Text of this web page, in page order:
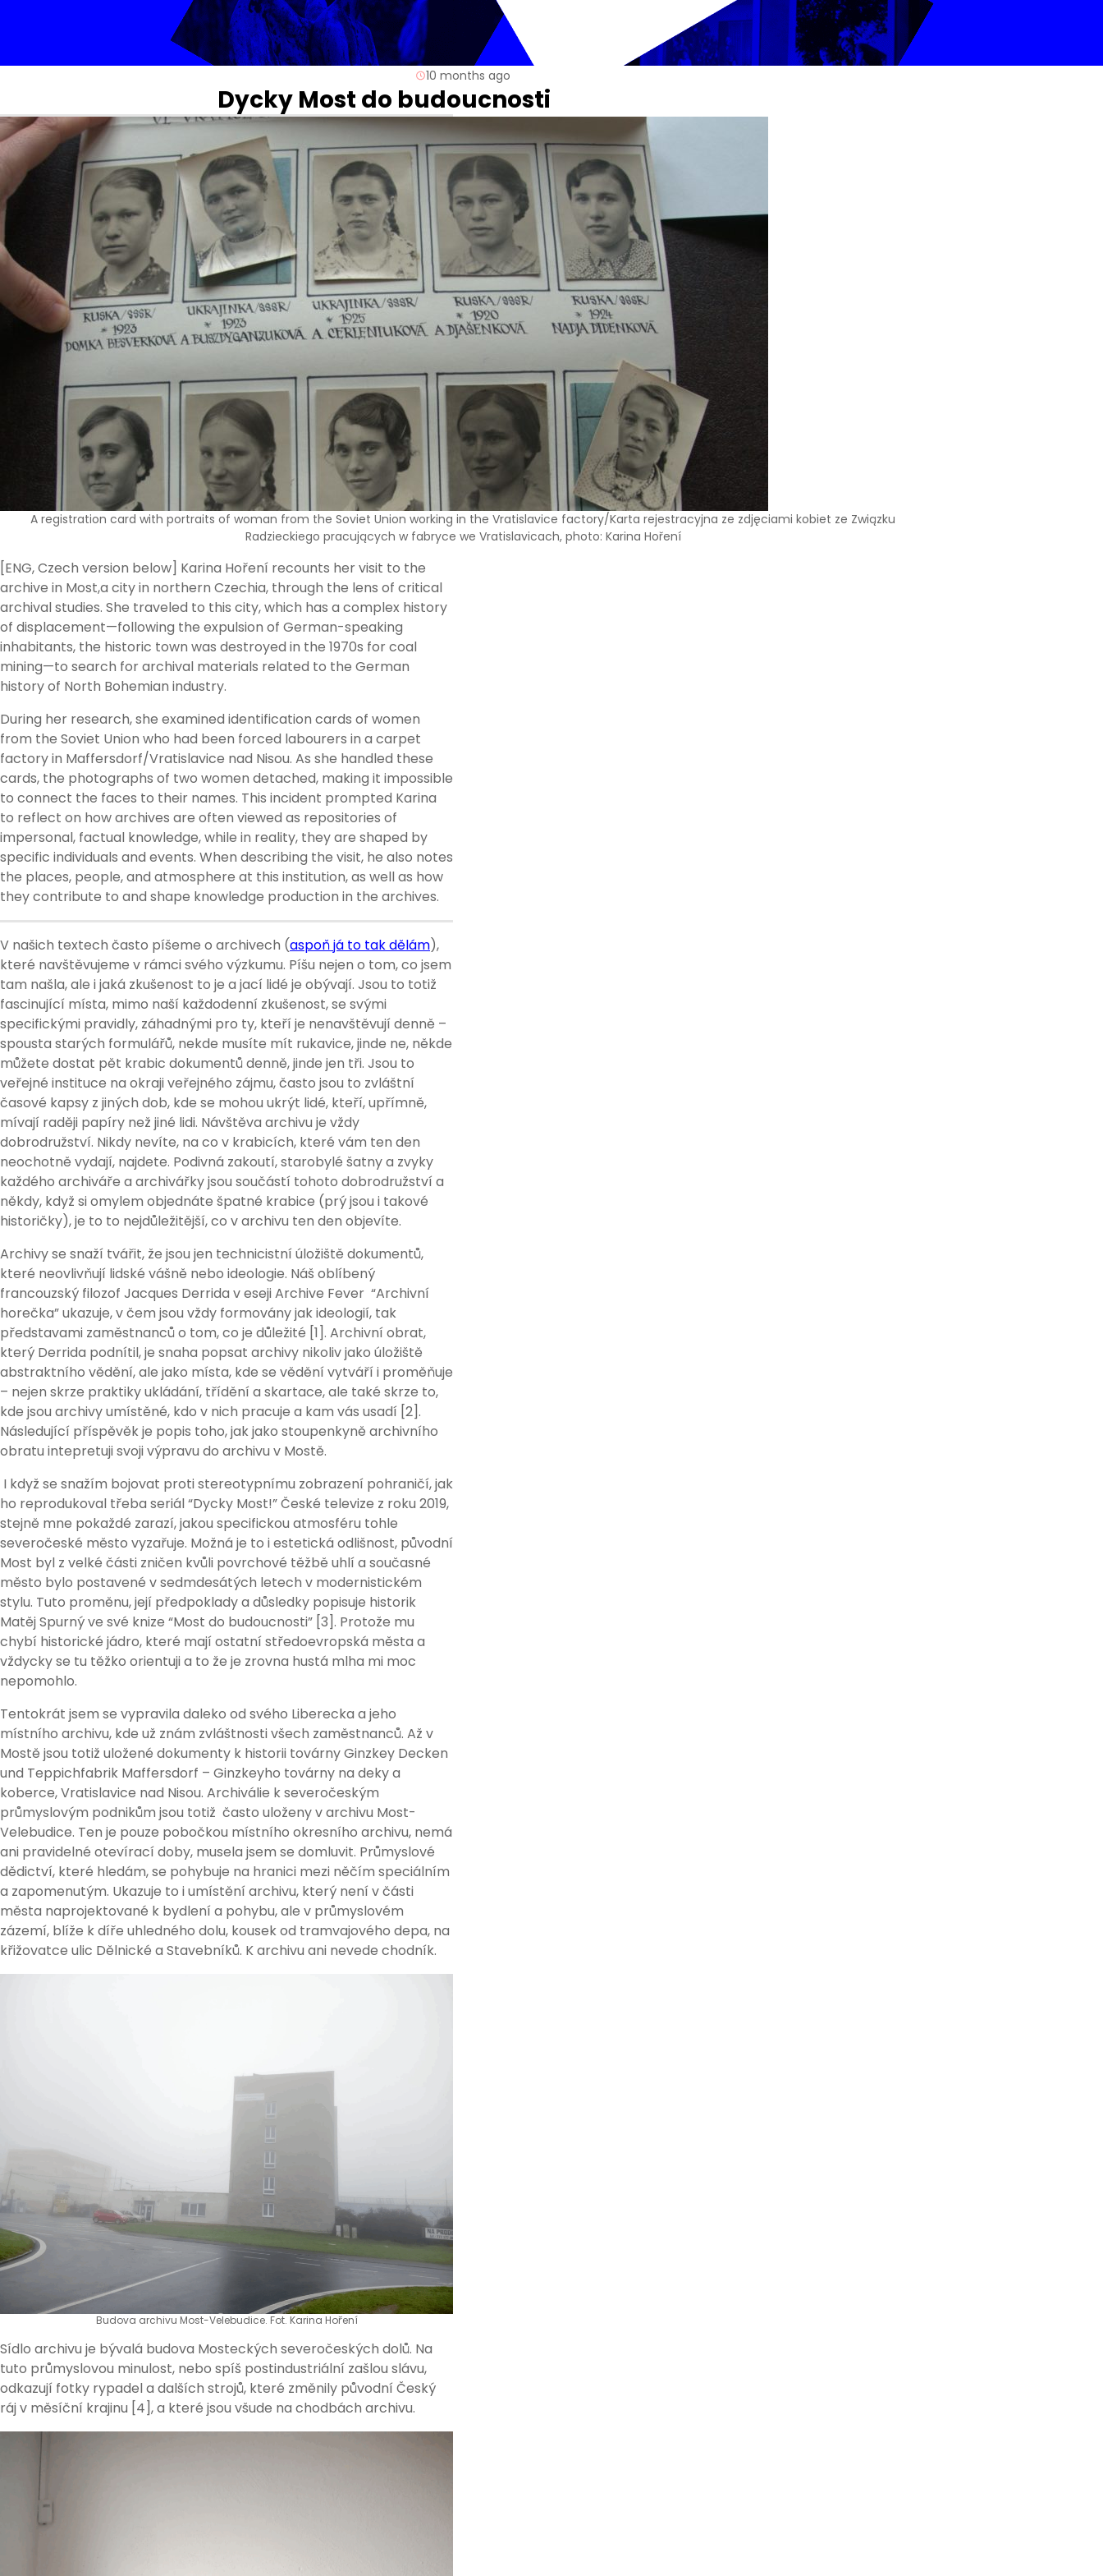
10 months ago
Dycky Most do budoucnosti
A registration card with portraits of woman from the Soviet Union working in the Vratislavice factory/Karta rejestracyjna ze zdjęciami kobiet ze Związku
Radzieckiego pracujących w fabryce we Vratislavicach, photo: Karina Hoření
[ENG, Czech version below] Karina Hoření recounts her visit to the
archive in Most,a city in northern Czechia, through the lens of critical
archival studies. She traveled to this city, which has a complex history
of displacement—following the expulsion of German-speaking
inhabitants, the historic town was destroyed in the 1970s for coal
mining—to search for archival materials related to the German
history of North Bohemian industry.
During her research, she examined identification cards of women
from the Soviet Union who had been forced labourers in a carpet
factory in Maffersdorf/Vratislavice nad Nisou. As she handled these
cards, the photographs of two women detached, making it impossible
to connect the faces to their names. This incident prompted Karina
to reflect on how archives are often viewed as repositories of
impersonal, factual knowledge, while in reality, they are shaped by
specific individuals and events. When describing the visit, he also notes
the places, people, and atmosphere at this institution, as well as how
they contribute to and shape knowledge production in the archives.
V našich textech často píšeme o archivech (aspoň já to tak dělám),
které navštěvujeme v rámci svého výzkumu. Píšu nejen o tom, co jsem
tam našla, ale i jaká zkušenost to je a jací lidé je obývají. Jsou to totiž
fascinující místa, mimo naší každodenní zkušenost, se svými
specifickými pravidly, záhadnými pro ty, kteří je nenavštěvují denně –
spousta starých formulářů, nekde musíte mít rukavice, jinde ne, někde
můžete dostat pět krabic dokumentů denně, jinde jen tři. Jsou to
veřejné instituce na okraji veřejného zájmu, často jsou to zvláštní
časové kapsy z jiných dob, kde se mohou ukrýt lidé, kteří, upřímně,
mívají raději papíry než jiné lidi. Návštěva archivu je vždy
dobrodružství. Nikdy nevíte, na co v krabicích, které vám ten den
neochotně vydají, najdete. Podivná zakoutí, starobylé šatny a zvyky
každého archiváře a archivářky jsou součástí tohoto dobrodružství a
někdy, když si omylem objednáte špatné krabice (prý jsou i takové
historičky), je to to nejdůležitější, co v archivu ten den objevíte.
Archivy se snaží tvářit, že jsou jen technicistní úložiště dokumentů,
které neovlivňují lidské vášně nebo ideologie. Náš oblíbený
francouzský filozof Jacques Derrida v eseji Archive Fever “Archivní
horečka” ukazuje, v čem jsou vždy formovány jak ideologií, tak
představami zaměstnanců o tom, co je důležité [1]. Archivní obrat,
který Derrida podnítil, je snaha popsat archivy nikoliv jako úložiště
abstraktního vědění, ale jako místa, kde se vědění vytváří i proměňuje
– nejen skrze praktiky ukládání, třídění a skartace, ale také skrze to,
kde jsou archivy umístěné, kdo v nich pracuje a kam vás usadí [2].
Následující příspěvěk je popis toho, jak jako stoupenkyně archivního
obratu intepretuji svoji výpravu do archivu v Mostě.
I když se snažím bojovat proti stereotypnímu zobrazení pohraničí, jak
ho reprodukoval třeba seriál “Dycky Most!” České televize z roku 2019,
stejně mne pokaždé zarazí, jakou specifickou atmosféru tohle
severočeské město vyzařuje. Možná je to i estetická odlišnost, původní
Most byl z velké části zničen kvůli povrchové těžbě uhlí a současné
město bylo postavené v sedmdesátých letech v modernistickém
stylu. Tuto proměnu, její předpoklady a důsledky popisuje historik
Matěj Spurný ve své knize “Most do budoucnosti” [3]. Protože mu
chybí historické jádro, které mají ostatní středoevropská města a
vždycky se tu těžko orientuji a to že je zrovna hustá mlha mi moc
nepomohlo.
Tentokrát jsem se vypravila daleko od svého Liberecka a jeho
místního archivu, kde už znám zvláštnosti všech zaměstnanců. Až v
Mostě jsou totiž uložené dokumenty k historii továrny Ginzkey Decken
und Teppichfabrik Maffersdorf – Ginzkeyho továrny na deky a
koberce, Vratislavice nad Nisou. Archiválie k severočeským
průmyslovým podnikům jsou totiž často uloženy v archivu Most-
Velebudice. Ten je pouze pobočkou místního okresního archivu, nemá
ani pravidelné otevírací doby, musela jsem se domluvit. Průmyslové
dědictví, které hledám, se pohybuje na hranici mezi něčím speciálním
a zapomenutým. Ukazuje to i umístění archivu, který není v části
města naprojektované k bydlení a pohybu, ale v průmyslovém
zázemí, blíže k díře uhledného dolu, kousek od tramvajového depa, na
křižovatce ulic Dělnické a Stavebníků. K archivu ani nevede chodník.
Budova archivu Most-Velebudice. Fot. Karina Hoření
Sídlo archivu je bývalá budova Mosteckých severočeských dolů. Na
tuto průmyslovou minulost, nebo spíš postindustriální zašlou slávu,
odkazují fotky rypadel a dalších strojů, které změnily původní Český
ráj v měsíční krajinu [4], a které jsou všude na chodbách archivu.